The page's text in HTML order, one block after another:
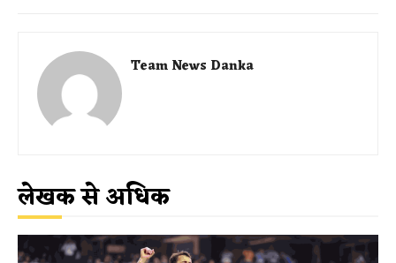
Team News Danka
लेखक से अधिक